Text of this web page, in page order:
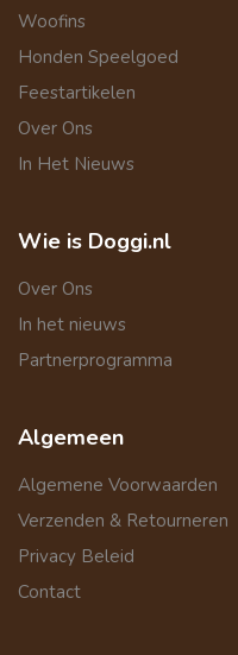
Woofins
Honden Speelgoed
Feestartikelen
Over Ons
In Het Nieuws
Wie is Doggi.nl
Over Ons
In het nieuws
Partnerprogramma
Algemeen
Algemene Voorwaarden
Verzenden & Retourneren
Privacy Beleid
Contact